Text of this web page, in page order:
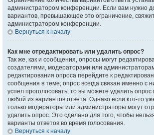
администратором конференции. Если вам нужно
вариантов, превышающее это ограничение,
администратором конференции.
Вернуться к началу
Как мне отредактировать или удалить опрос?
Так же, как и сообщения, опросы могут
создателями, модераторами или
редактирования опроса перейдите к
сообщения в теме; опрос всегда связан именно с
успел проголосовать, то вы можете удалить опрос
любой из вариантов ответа. Однако если кто-то
только модераторы или администраторы могут
удалить опрос. Это сделано для того, чтобы
варианты ответов во время голосования.
Вернуться к началу